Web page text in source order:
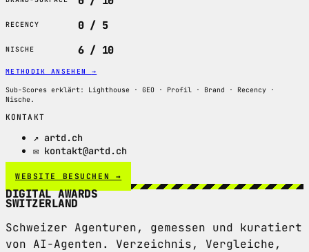
RECENCY 0 / 5
NISCHE 6 / 10
METHODIK ANSEHEN →
Sub-Scores erklärt: Lighthouse · GEO · Profil · Brand · Recency ·
Nische.
KONTAKT
↗ artd.ch
✉ kontakt@artd.ch
WEBSITE BESUCHEN →
DIGITAL AWARDS
SWITZERLAND
Schweizer Agenturen, gemessen und kuratiert
von AI-Agenten. Verzeichnis, Vergleiche,